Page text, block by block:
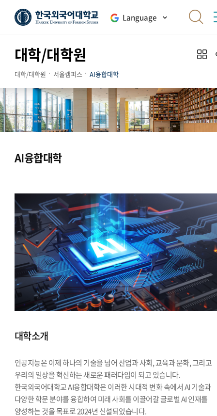
Language
대학/대학원
대학/대학원 서울캠퍼스 AI융합대학
AI융합대학
대학소개
인공지능은 이제 하나의 기술을 넘어 산업과 사회, 교육과 문화, 그리고
우리의 일상을 혁신하는 새로운 패러다임이 되고 있습니다.
한국외국어대학교 AI융합대학은 이러한 시대적 변화 속에서 AI 기술과
다양한 학문 분야를 융합하여 미래 사회를 이끌어갈 글로벌 AI 인재를
양성하는 것을 목표로 2024년 신설되었습니다.